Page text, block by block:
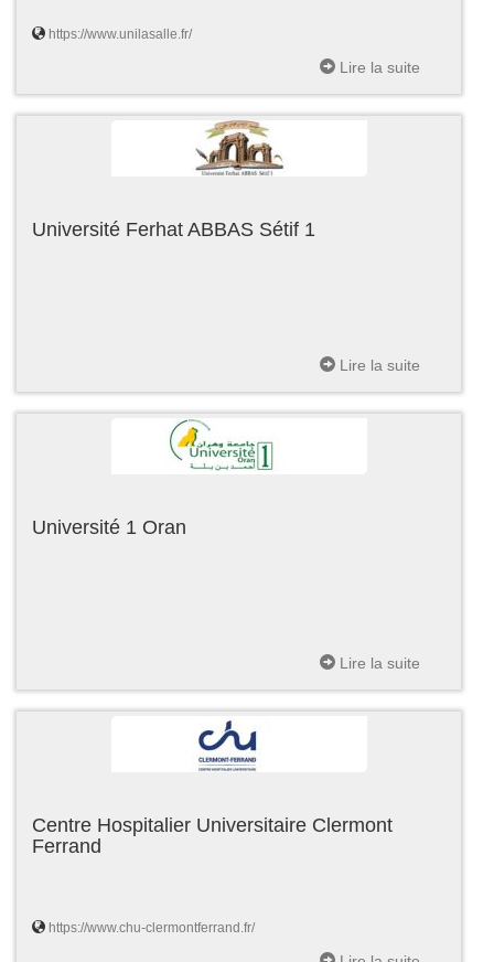
https://www.unilasalle.fr/
Lire la suite
Université Ferhat ABBAS Sétif 1
Lire la suite
Université 1 Oran
Lire la suite
Centre Hospitalier Universitaire Clermont
Ferrand
https://www.chu-clermontferrand.fr/